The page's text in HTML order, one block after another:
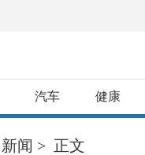
汽车 健康
新闻 > 正文